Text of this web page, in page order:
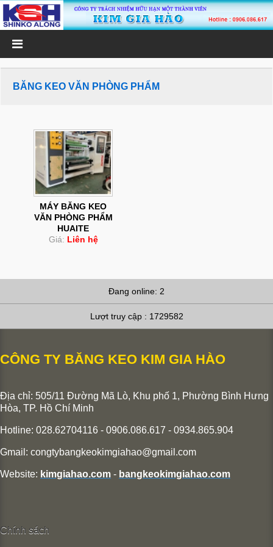
BĂNG KEO VĂN PHÒNG PHẨM
MÁY BĂNG KEO
VĂN PHÒNG PHẨM
HUAITE
Giá: Liên hệ
Đang online: 2
Lượt truy cập : 1729582
CÔNG TY BĂNG KEO KIM GIA HÀO
Địa chỉ: 505/11 Đường Mã Lò, Khu phố 1, Phường Bình Hưng
Hòa, TP. Hồ Chí Minh
Hotline: 028.62704116 - 0906.086.617 - 0934.865.904
Gmail: congtybangkeokimgiahao@gmail.com
Website: kimgiahao.com - bangkeokimgiahao.com
Chính sách